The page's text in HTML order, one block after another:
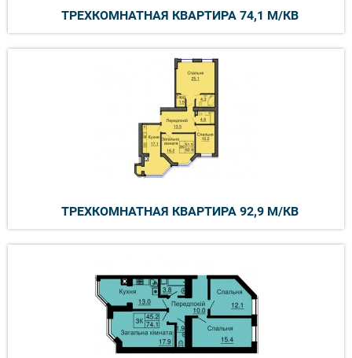
ТРЕХКОМНАТНАЯ КВАРТИРА 74,1 М/КВ
ТРЕХКОМНАТНАЯ КВАРТИРА 92,9 М/КВ